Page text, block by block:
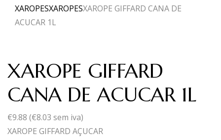
XAROPESXAROPESXAROPE GIFFARD CANA DE
ACUCAR 1L
XAROPE GIFFARD
CANA DE ACUCAR 1L
€9.88 (€8.03 sem iva)
XAROPE GIFFARD AÇUCAR